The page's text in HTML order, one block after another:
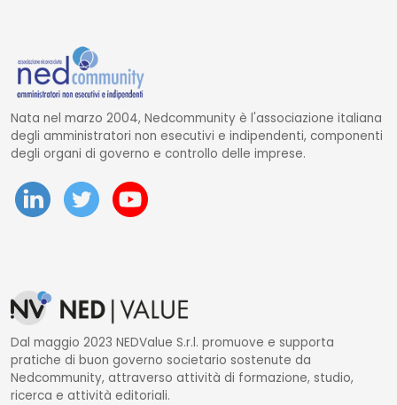
Nata nel marzo 2004, Nedcommunity è l'associazione italiana
degli amministratori non esecutivi e indipendenti, componenti
degli organi di governo e controllo delle imprese.
Dal maggio 2023 NEDValue S.r.l. promuove e supporta
pratiche di buon governo societario sostenute da
Nedcommunity, attraverso attività di formazione, studio,
ricerca e attività editoriali.